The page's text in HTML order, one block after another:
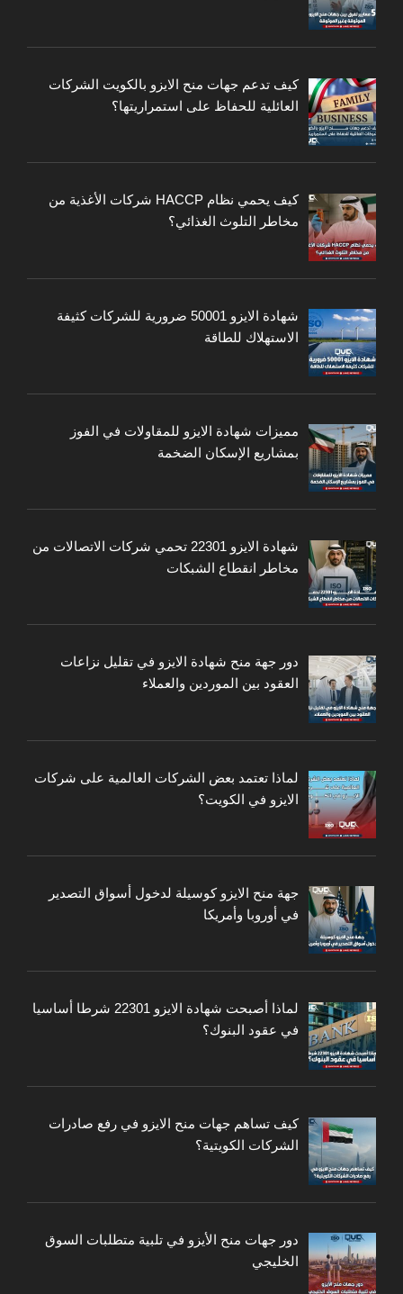
كيف تدعم جهات منح الايزو بالكويت الشركات
العائلية للحفاظ على استمراريتها؟
كيف يحمي نظام HACCP شركات الأغذية من
مخاطر التلوث الغذائي؟
شهادة الايزو 50001 ضرورية للشركات كثيفة
الاستهلاك للطاقة
مميزات شهادة الايزو للمقاولات في الفوز
بمشاريع الإسكان الضخمة
شهادة الايزو 22301 تحمي شركات الاتصالات من
مخاطر انقطاع الشبكات
دور جهة منح شهادة الايزو في تقليل نزاعات
العقود بين الموردين والعملاء
لماذا تعتمد بعض الشركات العالمية على شركات
الايزو في الكويت؟
جهة منح الايزو كوسيلة لدخول أسواق التصدير
في أوروبا وأمريكا
لماذا أصبحت شهادة الايزو 22301 شرطا أساسيا
في عقود البنوك؟
كيف تساهم جهات منح الايزو في رفع صادرات
الشركات الكويتية؟
دور جهات منح الأيزو في تلبية متطلبات السوق
الخليجي